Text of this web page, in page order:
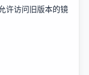
访问旧版本的镜